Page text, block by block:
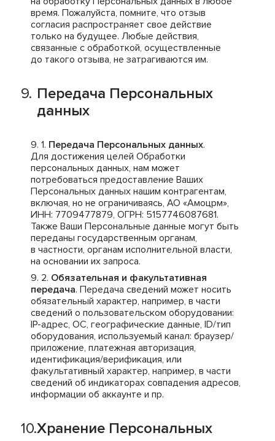
время. Пожалуйста, помните, что отзыв
согласия распространяет свое действие
только на будущее. Любые действия,
связанные с обработкой, осуществленные
до такого отзыва, не затрагиваются им.
Передача Персональных
данных
Передача Персональных данных.
Для достижения целей Обработки
персональных данных, нам может
потребоваться предоставление Ваших
Персональных данных нашим контрагентам,
включая, но не ограничиваясь, АО «Амоцрм»,
ИНН: 7709477879, ОГРН: 5157746087681.
Также Ваши Персональные данные могут быть
переданы государственным органам,
в частности, органам исполнительной власти,
на основании их запроса.
Обязательная и факультативная
передача. Передача сведений может носить
обязательный характер, например, в части
сведений о пользовательском оборудовании:
IP-адрес, ОС, географические данные, ID/тип
оборудования, используемый канал: браузер/
приложение, платежная авторизация,
идентификация/верификация, или
факультативный характер, например, в части
сведений об индикаторах совпадения адресов,
информации об аккаунте и пр.
Хранение Персональных